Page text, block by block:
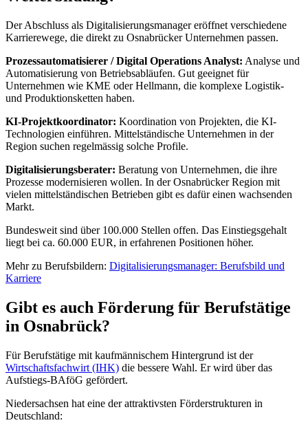
Der Abschluss als Digitalisierungsmanager eröffnet verschiedene
Karrierewege, die direkt zu Osnabrücker Unternehmen passen.
Prozessautomatisierer / Digital Operations Analyst: Analyse und
Automatisierung von Betriebsabläufen. Gut geeignet für
Unternehmen wie KME oder Hellmann, die komplexe Logistik-
und Produktionsketten haben.
KI-Projektkoordinator: Koordination von Projekten, die KI-
Technologien einführen. Mittelständische Unternehmen in der
Region suchen regelmässig solche Profile.
Digitalisierungsberater: Beratung von Unternehmen, die ihre
Prozesse modernisieren wollen. In der Osnabrücker Region mit
vielen mittelständischen Betrieben gibt es dafür einen wachsenden
Markt.
Bundesweit sind über 100.000 Stellen offen. Das Einstiegsgehalt
liegt bei ca. 60.000 EUR, in erfahrenen Positionen höher.
Mehr zu Berufsbildern: Digitalisierungsmanager: Berufsbild und
Karriere
Gibt es auch Förderung für Berufstätige
in Osnabrück?
Für Berufstätige mit kaufmännischem Hintergrund ist der
Wirtschaftsfachwirt (IHK) die bessere Wahl. Er wird über das
Aufstiegs-BAföG gefördert.
Niedersachsen hat eine der attraktivsten Förderstrukturen in
Deutschland: